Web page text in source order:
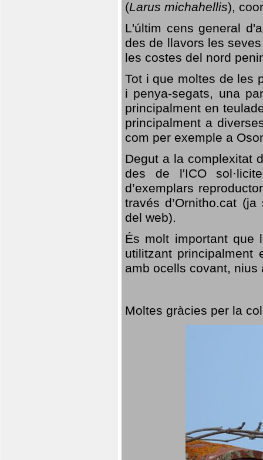
(Larus michahellis),
L'últim cens general
des de llavors les
les costes del nord
Tot i que moltes de les
i penya-segats, una
principalment en
principalment a
com per exemple a
Degut a la complexitat
des de l'ICO
d’exemplars
través d’Ornitho.cat
del web).
És molt important que
utilitzant
amb ocells covant,
Moltes gràcies per la